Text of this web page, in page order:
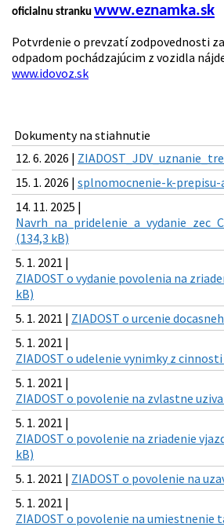
oficialnu stranku www.eznamka.sk
Potvrdenie o prevzatí zodpovednosti
odpadom pochádzajúcim z vozidla
www.idovoz.sk
Dokumenty na stiahnutie
12. 6. 2026 |
15. 1. 2026 | splnomocnenie-k-prepisu-
14. 11. 2025 |
(134,3 kB)
5. 1. 2021 |
ZIADOST o vydanie povolenia na
kB)
5. 1. 2021 | ZIADOST o urcenie
5. 1. 2021 |
ZIADOST o udelenie vynimky z
5. 1. 2021 |
ZIADOST o povolenie na zvlastne
5. 1. 2021 |
ZIADOST o povolenie na zriadenie
kB)
5. 1. 2021 | ZIADOST o povolenie na
5. 1. 2021 |
ZIADOST o povolenie na umiestnenie